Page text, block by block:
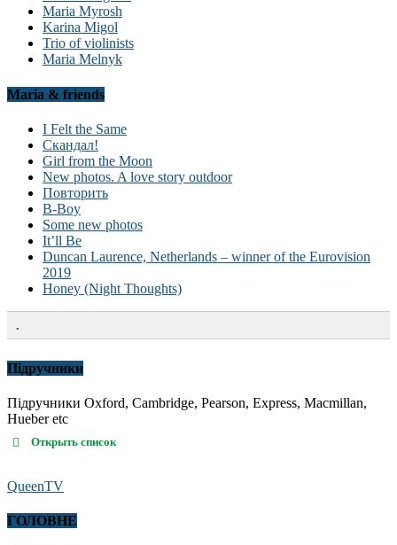
Maria Myrosh
Karina Migol
Trio of violinists
Maria Melnyk
Maria & friends
I Felt the Same
Скандал!
Girl from the Moon
New photos. A love story outdoor
Повторить
B-Boy
Some new photos
It’ll Be
Duncan Laurence, Netherlands – winner of the Eurovision
2019
Honey (Night Thoughts)
.
Підручники
Підручники Oxford, Cambridge, Pearson, Express, Macmillan,
Hueber etc
Открыть список
QueenTV
ГОЛОВНЕ